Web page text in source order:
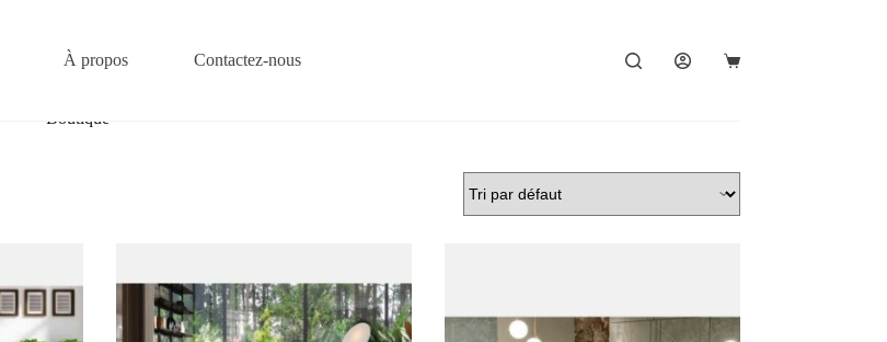
À propos
Contactez-nous
Boutique